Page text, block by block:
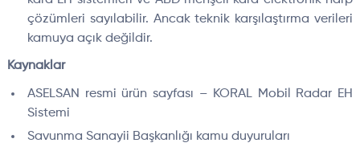
çözümleri sayılabilir. Ancak teknik karşılaştırma verileri
kamuya açık değildir.
Kaynaklar
ASELSAN resmi ürün sayfası – KORAL Mobil Radar EH
Sistemi
Savunma Sanayii Başkanlığı kamu duyuruları